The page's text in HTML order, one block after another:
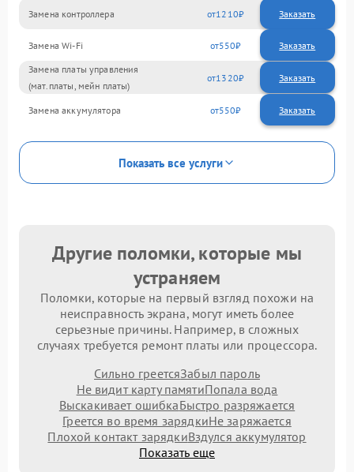
Замена контроллера 1210
Замена Wi-Fi 550
Замена платы управления
(мат.платы, мейн платы)
1320
Замена аккумулятора 550
Показать все услуги
Другие поломки, которые мы
устраняем
Поломки, которые на первый взгляд похожи на
неисправность экрана, могут иметь более
серьезные причины. Например, в сложных
случаях требуется ремонт платы или процессора.
Сильно греетсяЗабыл пароль
Не видит карту памятиПопала вода
Выскакивает ошибкаБыстро разряжается
Греется во время зарядкиНе заряжается
Плохой контакт зарядкиВздулся аккумулятор
Показать еще